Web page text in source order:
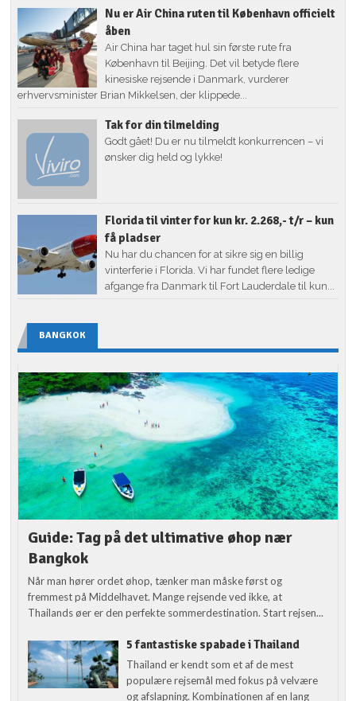
Nu er Air China ruten til København officielt
åben
Air China har taget hul sin første rute fra
København til Beijing. Det vil betyde flere
kinesiske rejsende i Danmark, vurderer
erhvervsminister Brian Mikkelsen, der klippede...
Tak for din tilmelding
Godt gået! Du er nu tilmeldt konkurrencen – vi
ønsker dig held og lykke!
Florida til vinter for kun kr. 2.268,- t/r – kun
få pladser
Nu har du chancen for at sikre sig en billig
vinterferie i Florida. Vi har fundet flere ledige
afgange fra Danmark til Fort Lauderdale til kun...
BANGKOK
Guide: Tag på det ultimative øhop nær
Bangkok
Når man hører ordet øhop, tænker man måske først og
fremmest på Middelhavet. Mange rejsende ved ikke, at
Thailands øer er den perfekte sommerdestination. Start rejsen...
5 fantastiske spabade i Thailand
Thailand er kendt som et af de mest
populære rejsemål med fokus på velvære
og afslapning. Kombinationen af en lang